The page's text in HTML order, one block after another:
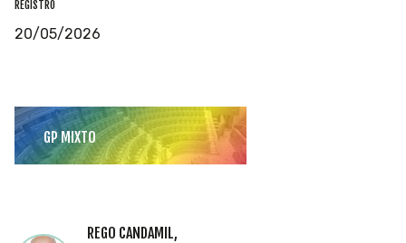
REGISTRO
20/05/2026
GP MIXTO
REGO CANDAMIL,